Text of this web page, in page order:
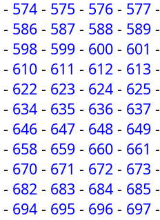
- 574 - 575 - 576 - 577 -
- 586 - 587 - 588 - 589 -
- 598 - 599 - 600 - 601 -
- 610 - 611 - 612 - 613 -
- 622 - 623 - 624 - 625 -
- 634 - 635 - 636 - 637 -
- 646 - 647 - 648 - 649 -
- 658 - 659 - 660 - 661 -
- 670 - 671 - 672 - 673 -
- 682 - 683 - 684 - 685 -
- 694 - 695 - 696 - 697 -